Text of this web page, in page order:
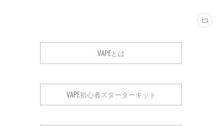
VAPEとは
VAPE初心者スターターキット